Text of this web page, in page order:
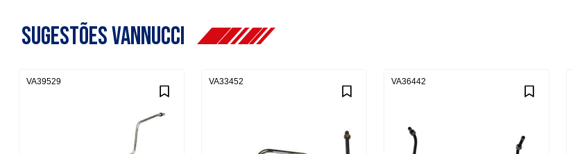
Sugestões Vannucci
VA39529 VA33452 VA36442